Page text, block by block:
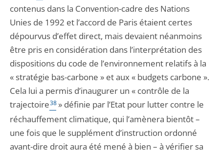
contenus dans la Convention-cadre des Nations
Unies de 1992 et l’accord de Paris étaient certes
dépourvus d’effet direct, mais devaient néanmoins
être pris en considération dans l’interprétation des
dispositions du code de l’environnement relatifs à la
« stratégie bas-carbone » et aux « budgets carbone ».
Cela lui a permis d’inaugurer un « contrôle de la
trajectoire38» définie par l’Etat pour lutter contre le
réchauffement climatique, qui l’amènera bientôt –
une fois que le supplément d’instruction ordonné
avant-dire droit aura été mené à bien – à vérifier sa